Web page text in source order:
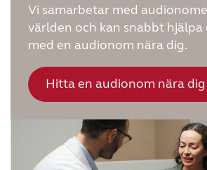
Vi samarbetar med
världen och kan snabbt
med en audionom nära dig.
Hitta en audionom nära dig